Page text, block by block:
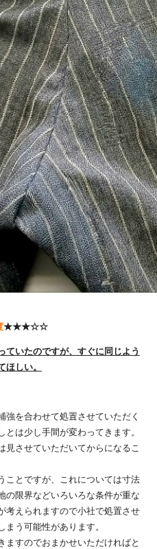
★★★☆☆
ていたのですが、すぐに同じよう
しい。
を合わせて処置させていただく
は少し手間が変わってきます。
見させていただいてからになるこ
ことですが、これについては寸法
の限界などいろいろな条件が重な
考えられますので小社で処置させ
う可能性があります。
すのでおまかせいただければと